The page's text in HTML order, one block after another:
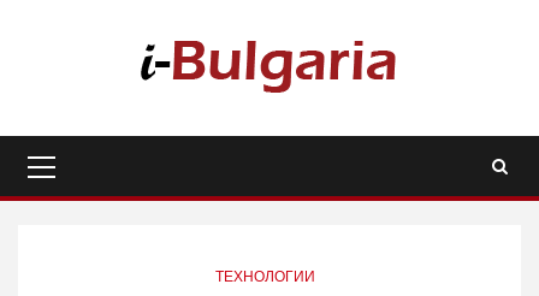
Menu
ТЕХНОЛОГИИ